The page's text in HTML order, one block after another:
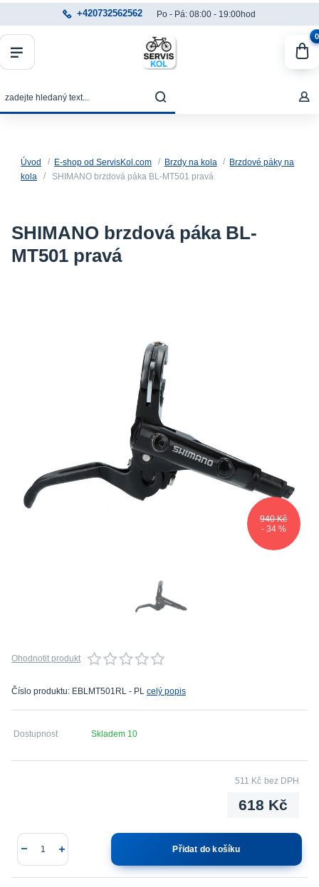
+420732562562 Po - Pá: 08:00 - 19:00hod
0
Úvod E-shop od ServisKol.com Brzdy na kola
Brzdové páky na
kola
SHIMANO brzdová páka BL-MT501 pravá
SHIMANO brzdová páka BL-
MT501 pravá
940 Kč
- 34 %
Ohodnotit produkt
Číslo produktu: EBLMT501RL - PL celý popis
Dostupnost Skladem 10
618 Kč
511 Kč bez DPH
Přidat do košíku